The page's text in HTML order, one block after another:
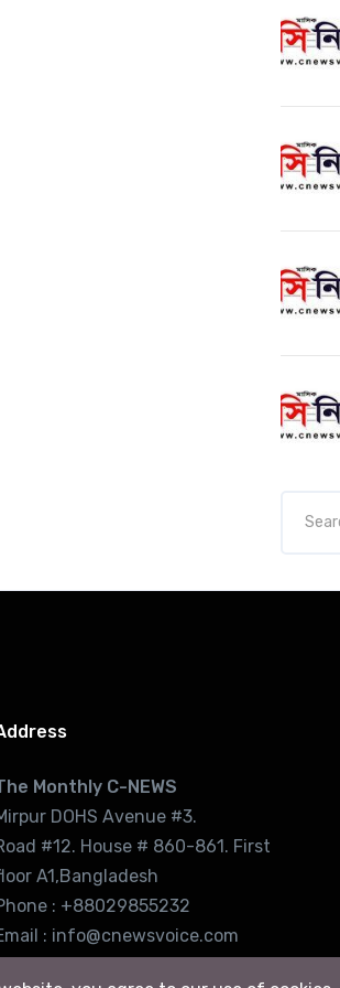
Monthly C-NEWS
DOHS Avenue #3.
#12. House # 860-861. First
A1,Bangladesh
: +88029855232
: info@cnewsvoice.com